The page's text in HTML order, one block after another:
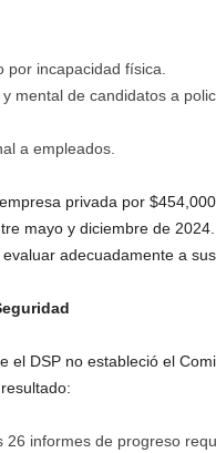
por incapacidad física.
mental de candidatos a
a empleados.
privada por
mayo y diciembre de
adecuadamente a
el DSP no estableció el
informes de progreso